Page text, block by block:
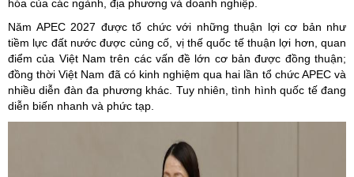
hóa của các ngành, địa phương và doanh nghiệp.
Năm APEC 2027 được tổ chức với những thuận lợi cơ bản như
tiềm lực đất nước được củng cố, vị thế quốc tế thuận lợi hơn, quan
điểm của Việt Nam trên các vấn đề lớn cơ bản được đồng thuận;
đồng thời Việt Nam đã có kinh nghiệm qua hai lần tổ chức APEC và
nhiều diễn đàn đa phương khác. Tuy nhiên, tình hình quốc tế đang
diễn biến nhanh và phức tạp.